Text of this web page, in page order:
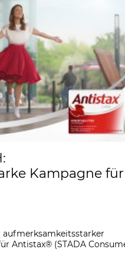
Kampagne für
Antistax® (STADA